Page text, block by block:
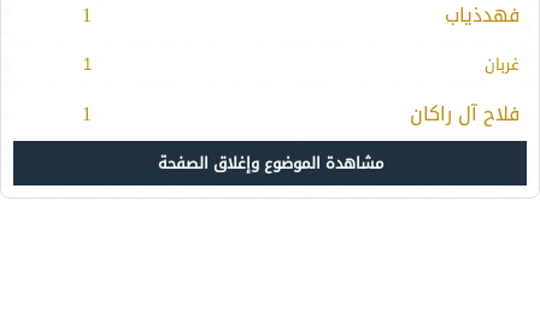
فهدذياب 1
غربان 1
فلاح آل راكان 1
مشاهدة الموضوع وإغلاق الصفحة